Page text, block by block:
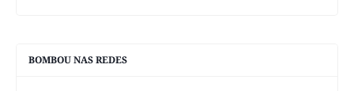
BOMBOU NAS REDES